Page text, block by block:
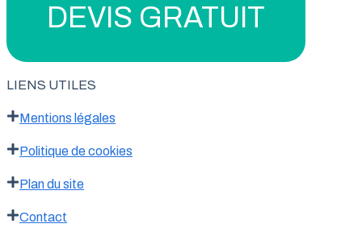
DEVIS GRATUIT
LIENS UTILES
Mentions légales
Politique de cookies
Plan du site
Contact